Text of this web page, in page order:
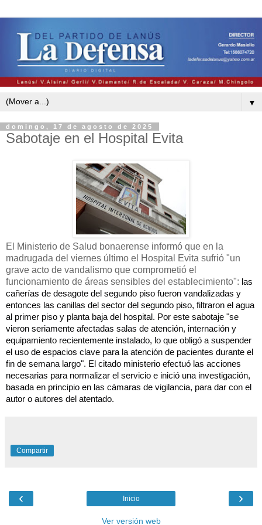
▼
domingo, 17 de agosto de 2025
Sabotaje en el Hospital Evita
El Ministerio de Salud bonaerense informó que en la
madrugada del viernes último el Hospital Evita sufrió "un
grave acto de vandalismo que comprometió el
funcionamiento de áreas sensibles del establecimiento": las
cañerías de desagote del segundo piso fueron vandalizadas y
entonces las canillas del sector del segundo piso, filtraron el agua
al primer piso y planta baja del hospital. Por este sabotaje "se
vieron seriamente afectadas salas de atención, internación y
equipamiento recientemente instalado, lo que obligó a suspender
el uso de espacios clave para la atención de pacientes durante el
fin de semana largo". El citado ministerio efectuó las acciones
necesarias para normalizar el servicio e inició una investigación,
basada en principio en las cámaras de vigilancia, para dar con el
autor o autores del atentado.
Compartir
‹ ›
Inicio
Ver versión web